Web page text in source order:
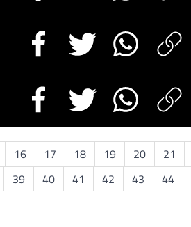
16 17 18 19 20 21
39 40 41 42 43 44